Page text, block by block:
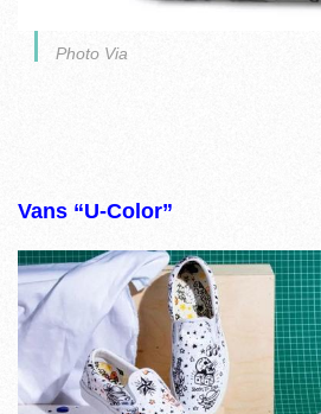
Photo Via
Vans “U-Color”